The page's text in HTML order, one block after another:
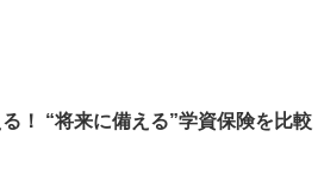
！ “将来に備える”学資保険を比較